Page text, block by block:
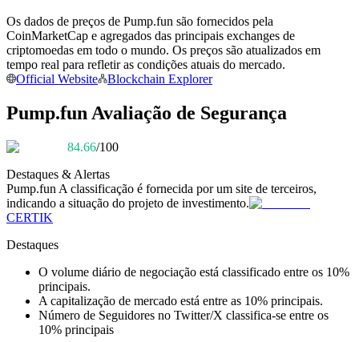
Informação
Análise de big data, incluindo informações comerciais, etc.
Os dados de preços de Pump.fun são fornecidos pela
CoinMarketCap e agregados das principais exchanges de
criptomoedas em todo o mundo. Os preços são atualizados em
tempo real para refletir as condições atuais do mercado.
Official Website
Blockchain Explorer
Pump.fun Avaliação de Segurança
84.66/100
Destaques & Alertas
Pump.fun A classificação é fornecida por um site de terceiros,
indicando a situação do projeto de investimento.
CERTIK
Destaques
O volume diário de negociação está classificado entre os 10%
principais.
A capitalização de mercado está entre as 10% principais.
Número de Seguidores no Twitter/X classifica-se entre os
10% principais